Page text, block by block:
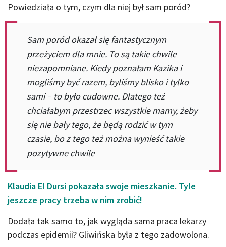
Powiedziała o tym, czym dla niej był sam poród?
Sam poród okazał się fantastycznym
przeżyciem dla mnie. To są takie chwile
niezapomniane. Kiedy poznałam Kazika i
mogliśmy być razem, byliśmy blisko i tylko
sami – to było cudowne. Dlatego też
chciałabym przestrzec wszystkie mamy, żeby
się nie bały tego, że będą rodzić w tym
czasie, bo z tego też można wynieść takie
pozytywne chwile
Klaudia El Dursi pokazała swoje mieszkanie. Tyle
jeszcze pracy trzeba w nim zrobić!
Dodała tak samo to, jak wygląda sama praca lekarzy
podczas epidemii? Gliwińska była z tego zadowolona.